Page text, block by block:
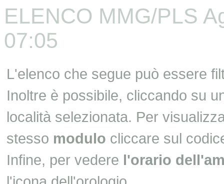
ELENCO MMG/PLS
07:05
L'elenco che segue può essere
Inoltre è possibile, cliccando su
località selezionata. Per
stesso modulo cliccare sul
Infine, per vedere l'orario